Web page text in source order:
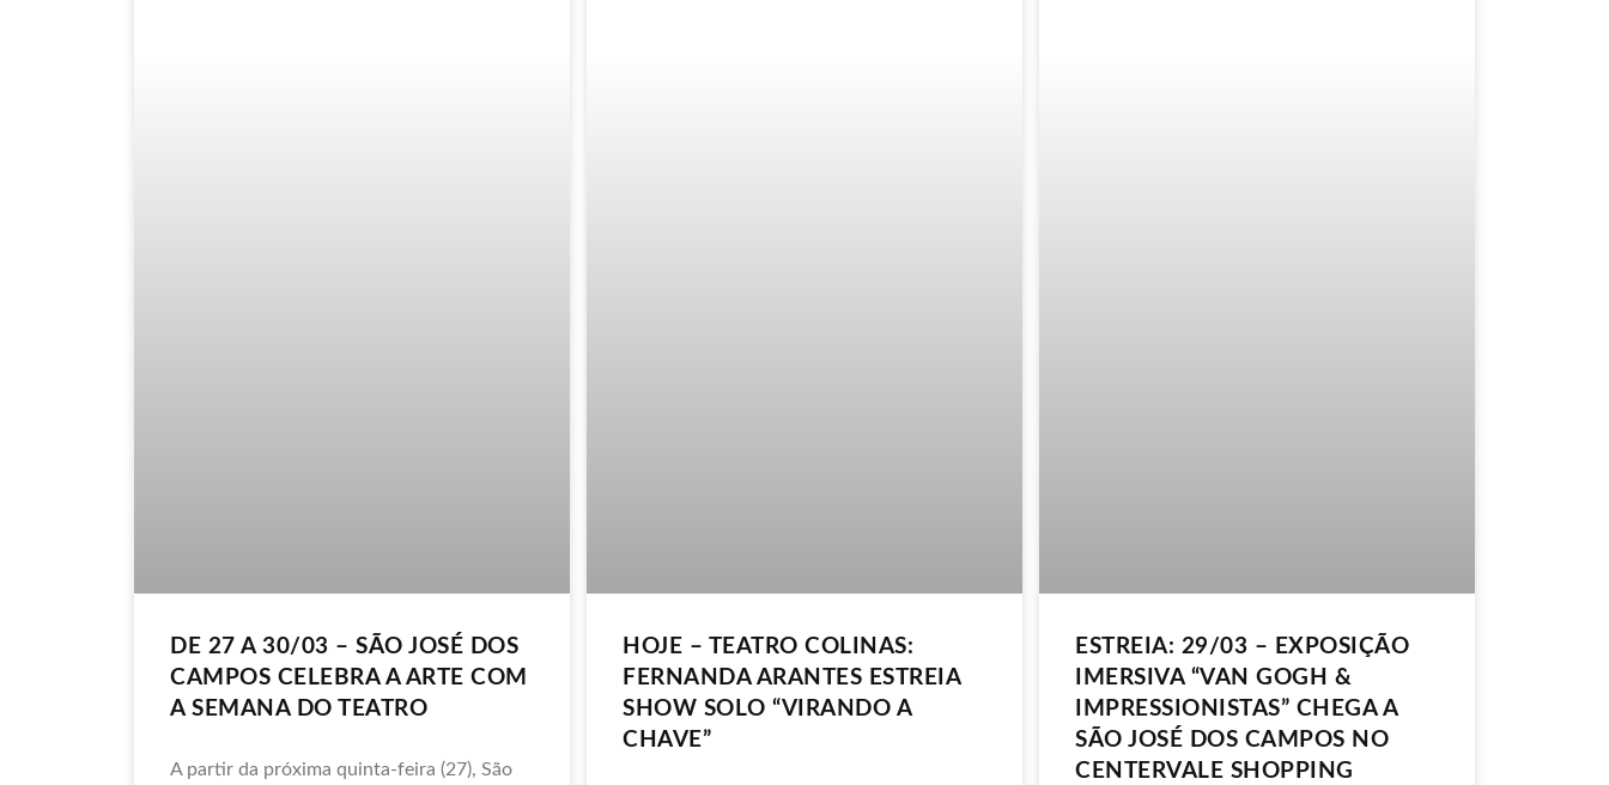
DE 27 A 30/03 – SÃO JOSÉ DOS
CAMPOS CELEBRA A ARTE COM
A SEMANA DO TEATRO
A partir da próxima quinta-feira (27), São
HOJE – TEATRO COLINAS:
FERNANDA ARANTES ESTREIA
SHOW SOLO “VIRANDO A
CHAVE”
ESTREIA: 29/03 – EXPOSIÇÃO
IMERSIVA “VAN GOGH &
IMPRESSIONISTAS” CHEGA A
SÃO JOSÉ DOS CAMPOS NO
CENTERVALE SHOPPING